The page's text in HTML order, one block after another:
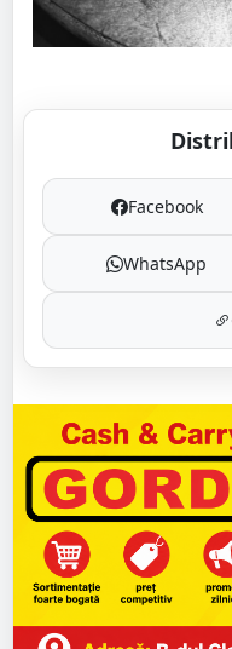
Facebook
WhatsApp